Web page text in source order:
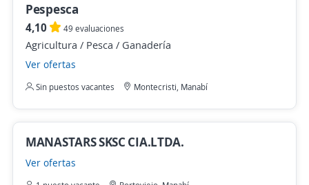
Pespesca
4,10 49 evaluaciones
Agricultura / Pesca / Ganadería
Ver ofertas
Sin puestos vacantes Montecristi, Manabí
MANASTARS SKSC CIA.LTDA.
Ver ofertas